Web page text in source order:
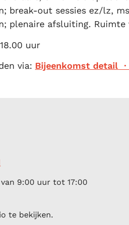
break-out sessies ez/lz,
plenaire afsluiting. Ruimte
uur
via: Bijeenkomst detail ·
9:00 uur tot 17:00
te bekijken.